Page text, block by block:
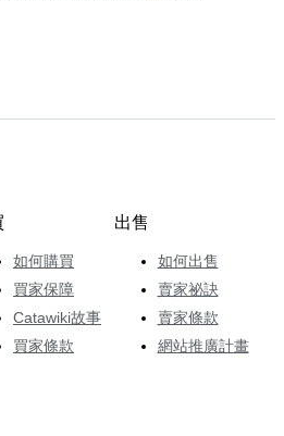
如何購買
買家保障
Catawiki故事
買家條款
出售
如何出售
賣家祕訣
賣家條款
網站推廣計畫